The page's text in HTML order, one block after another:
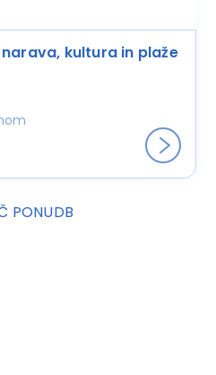
kultura in plaže
PONUDB